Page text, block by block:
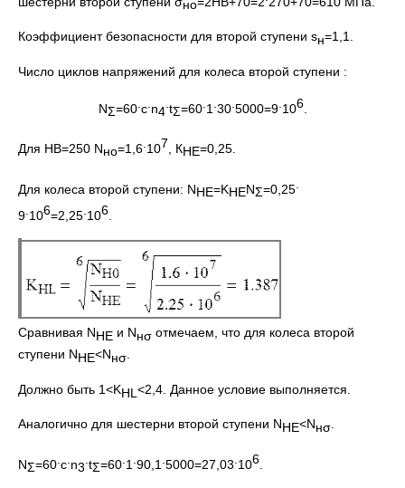
но
Коэффициент безопасности для второй ступени sн=1,1.
Число циклов напряжений для колеса второй ступени :
NΣ=60 c n4 tΣ=60 1 30 5000=9 106.
Для НВ=250 Nно=1,6.107 , КНЕ=0,25.
Для колеса второй ступени: NНЕ=KНЕNΣ=0,25
9.106=2,25.106
Сравнивая NНЕ и Nнσ отмечаем, что для колеса второй
ступени NНЕ<Nнσ
Должно быть 1<KНL <2,4. Данное условие выполняется.
Аналогично для шестерни второй ступени NНЕ<Nнσ.
NΣ=60 c n3 tΣ=60 1 90,1 5000=27,03 106